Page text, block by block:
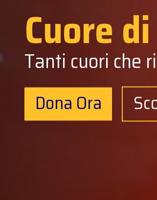
Cuore
Tanti cuori che
Dona Ora